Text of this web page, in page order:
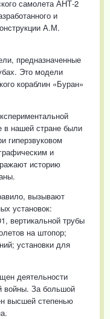
самолета АНТ-2
и
А.М.
предназначенные
Это модели
кораблин «Буран»
в нашей стране были
гиперзвуковом
и
историю
вызывают
установок:
вертикальной трубы
на штопор;
установки для
деятельности
войны. За большой
высшей степенью